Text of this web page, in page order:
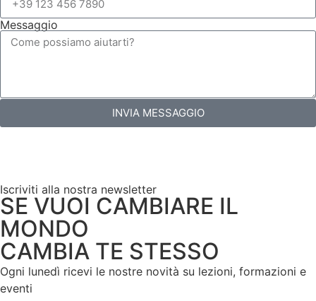
Messaggio
INVIA MESSAGGIO
Iscriviti alla nostra newsletter
SE VUOI CAMBIARE IL
MONDO
CAMBIA TE STESSO
Ogni lunedì ricevi le nostre novità su lezioni, formazioni e
eventi